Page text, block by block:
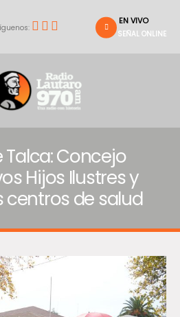
EN VIVO
SEÑAL ONLINE
Concejo
Hijos Ilustres y
de salud